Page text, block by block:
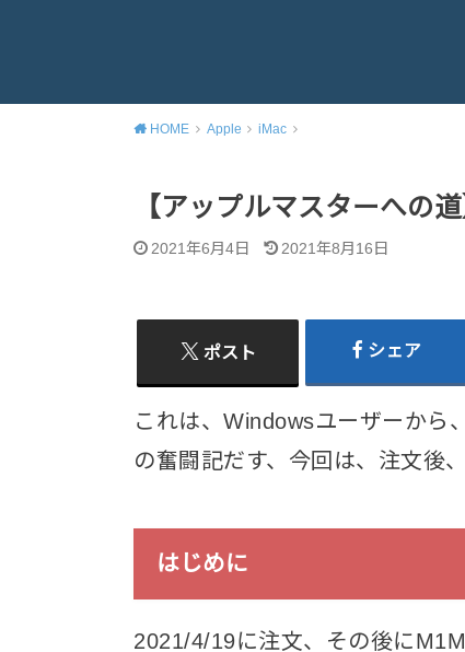
HOME Apple iMac
【アップルマスターへの
2021年6月4日 2021年8月16日
ポスト シェア
これは、Windowsユーザーから
の奮闘記だす、今回は、注文後
はじめに
2021/4/19に注文、その後に